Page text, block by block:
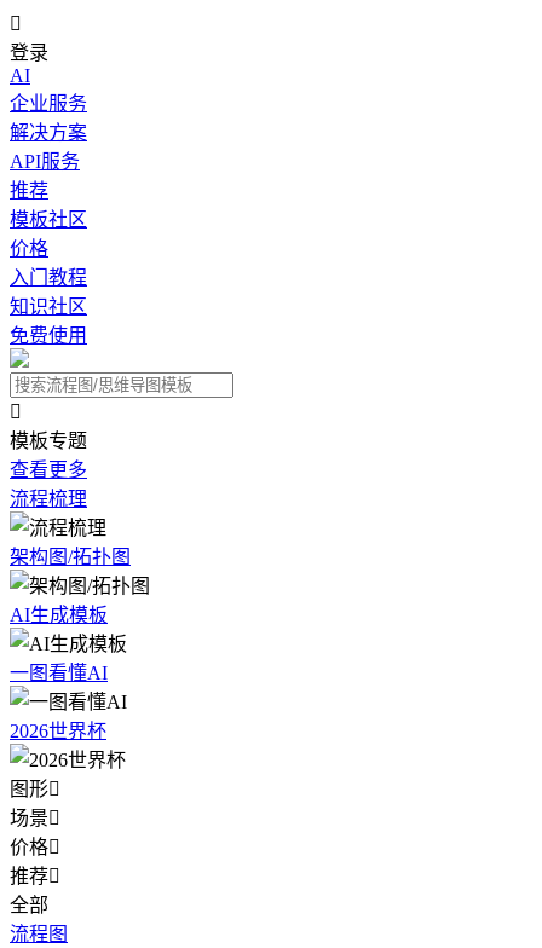

登录
AI
企业服务
解决方案
API服务
推荐
模板社区
价格
入门教程
知识社区
免费使用

模板专题
查看更多
流程梳理
架构图/拓扑图
AI生成模板
一图看懂AI
2026世界杯
图形
场景
价格
推荐
全部
流程图